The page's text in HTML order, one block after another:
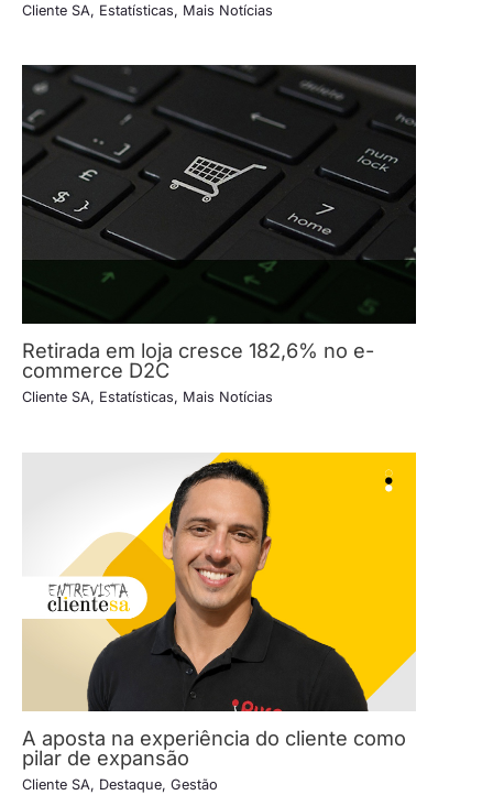
Cliente SA, Estatísticas, Mais Notícias
Retirada em loja cresce 182,6% no e-
commerce D2C
Cliente SA, Estatísticas, Mais Notícias
A aposta na experiência do cliente como
pilar de expansão
Cliente SA, Destaque, Gestão